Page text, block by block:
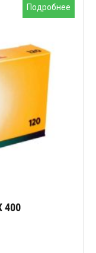
Подробнее
400